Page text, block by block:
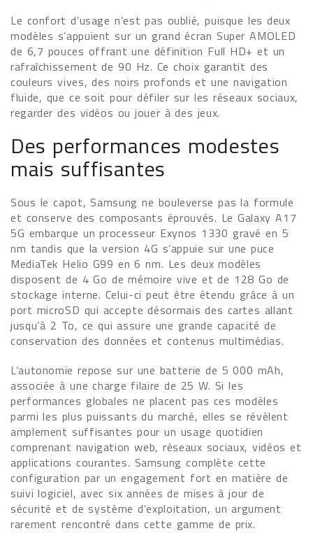
Le confort d’usage n’est pas oublié, puisque les deux
modèles s’appuient sur un grand écran Super AMOLED
de 6,7 pouces offrant une définition Full HD+ et un
rafraîchissement de 90 Hz. Ce choix garantit des
couleurs vives, des noirs profonds et une navigation
fluide, que ce soit pour défiler sur les réseaux sociaux,
regarder des vidéos ou jouer à des jeux.
Des performances modestes
mais suffisantes
Sous le capot, Samsung ne bouleverse pas la formule
et conserve des composants éprouvés. Le Galaxy A17
5G embarque un processeur Exynos 1330 gravé en 5
nm tandis que la version 4G s’appuie sur une puce
MediaTek Helio G99 en 6 nm. Les deux modèles
disposent de 4 Go de mémoire vive et de 128 Go de
stockage interne. Celui-ci peut être étendu grâce à un
port microSD qui accepte désormais des cartes allant
jusqu’à 2 To, ce qui assure une grande capacité de
conservation des données et contenus multimédias.
L’autonomie repose sur une batterie de 5 000 mAh,
associée à une charge filaire de 25 W. Si les
performances globales ne placent pas ces modèles
parmi les plus puissants du marché, elles se révèlent
amplement suffisantes pour un usage quotidien
comprenant navigation web, réseaux sociaux, vidéos et
applications courantes. Samsung complète cette
configuration par un engagement fort en matière de
suivi logiciel, avec six années de mises à jour de
sécurité et de système d’exploitation, un argument
rarement rencontré dans cette gamme de prix.